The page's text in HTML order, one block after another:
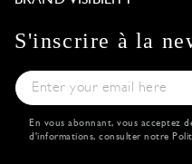
S'inscrire à la
En vous abonnant, vous acceptez
d'informations, consulter notre